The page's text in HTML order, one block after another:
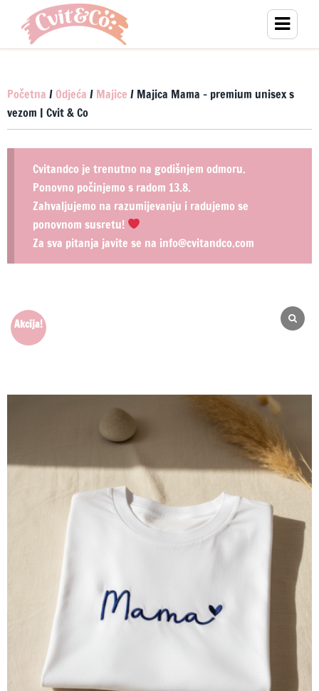
Početna /Odjeća / Majice / Majica Mama – premium unisex s
vezom | Cvit & Co
Cvitandco je trenutno na godišnjem odmoru.
Ponovno počinjemo s radom 13.8.
Zahvaljujemo na razumijevanju i radujemo se
ponovnom susretu!
Za sva pitanja javite se na info@cvitandco.com
Akcija!